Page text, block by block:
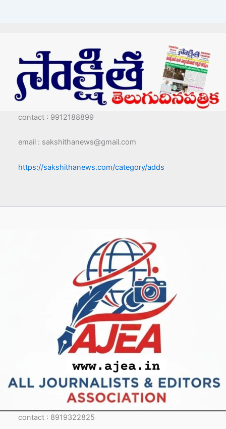
contact : 9912188899
email : sakshithanews@gmail.com
https://sakshithanews.com/category/adds
contact : 8919322825